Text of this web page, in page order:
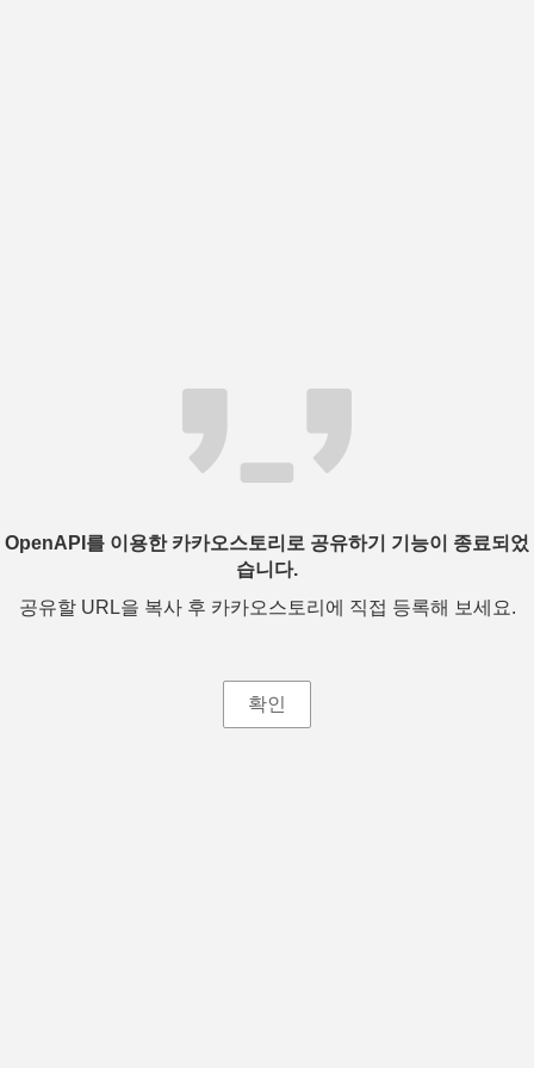
OpenAPI를 이용한 카카오스토리로 공유하기 기능이 종료되었
습니다.
공유할 URL을 복사 후 카카오스토리에 직접 등록해 보세요.
확인